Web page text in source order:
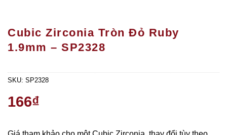
Cubic Zirconia Tròn Đỏ Ruby
1.9mm – SP2328
SKU: SP2328
166₫